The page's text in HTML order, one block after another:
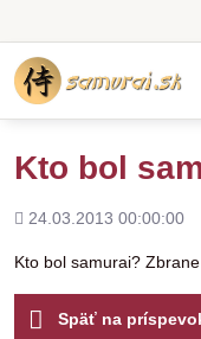
Kto bol
Pridané
24.03.2013 00:00:00
Kto bol samurai?
Späť na